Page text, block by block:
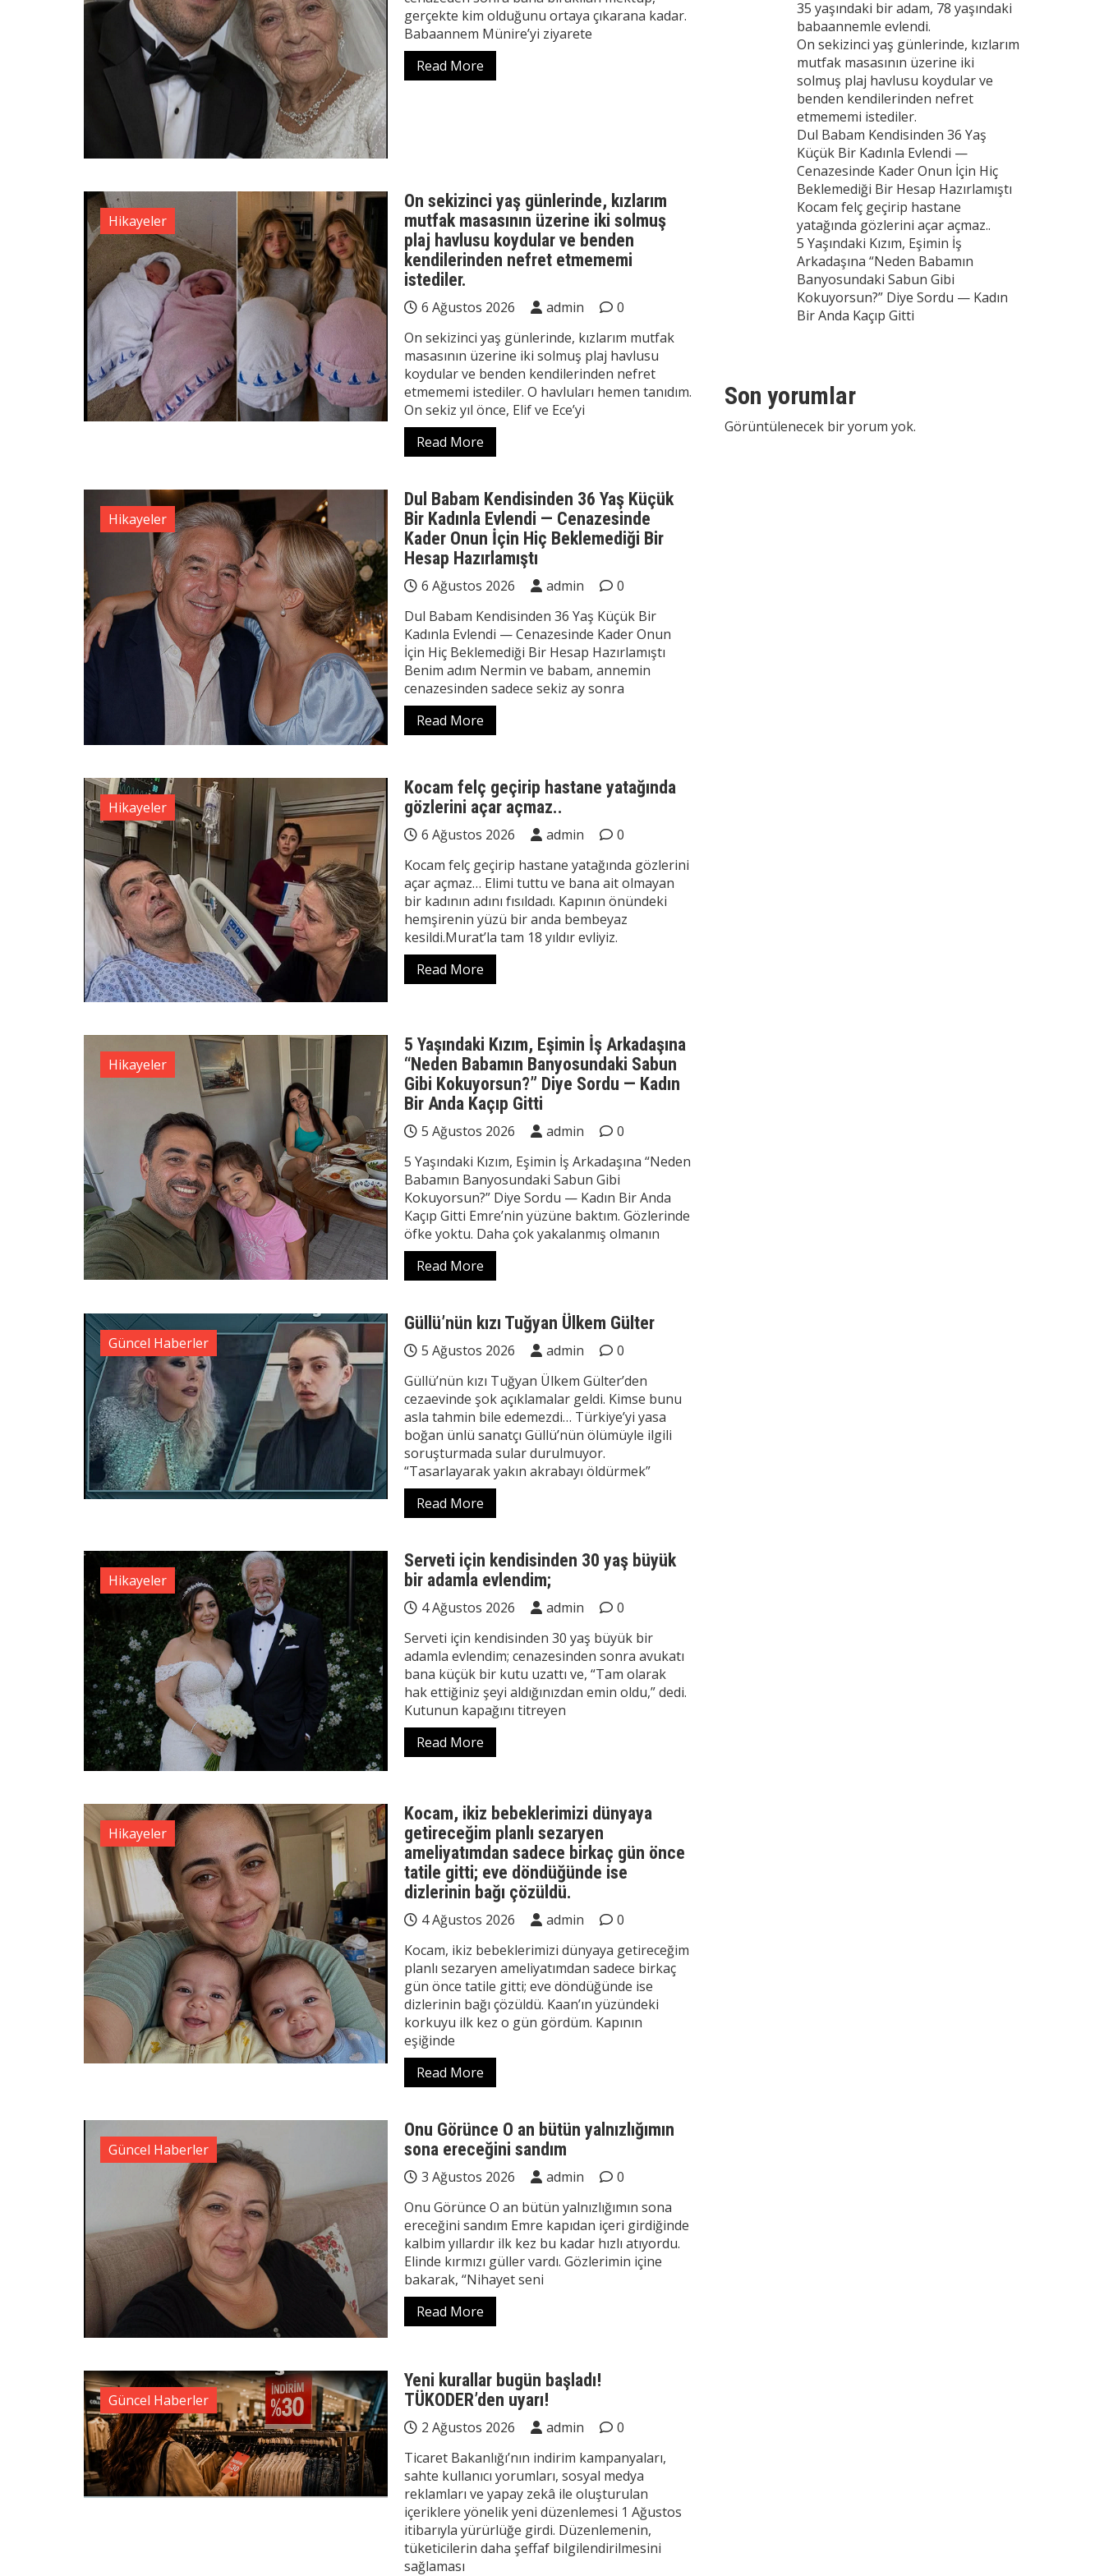
gerçekte kim olduğunu ortaya çıkarana kadar.
Babaannem Münire’yi ziyarete
Read More
Hikayeler
On sekizinci yaş günlerinde, kızlarım
mutfak masasının üzerine iki solmuş
plaj havlusu koydular ve benden
kendilerinden nefret etmememi
istediler.
6 Ağustos 2026 admin
0
On sekizinci yaş günlerinde, kızlarım mutfak
masasının üzerine iki solmuş plaj havlusu
koydular ve benden kendilerinden nefret
etmememi istediler. O havluları hemen tanıdım.
On sekiz yıl önce, Elif ve Ece’yi
Read More
Hikayeler
Dul Babam Kendisinden 36 Yaş Küçük
Bir Kadınla Evlendi — Cenazesinde
Kader Onun İçin Hiç Beklemediği Bir
Hesap Hazırlamıştı
6 Ağustos 2026 admin
0
Dul Babam Kendisinden 36 Yaş Küçük Bir
Kadınla Evlendi — Cenazesinde Kader Onun
İçin Hiç Beklemediği Bir Hesap Hazırlamıştı
Benim adım Nermin ve babam, annemin
cenazesinden sadece sekiz ay sonra
Read More
Hikayeler
Kocam felç geçirip hastane yatağında
gözlerini açar açmaz..
6 Ağustos 2026 admin
0
Kocam felç geçirip hastane yatağında gözlerini
açar açmaz… Elimi tuttu ve bana ait olmayan
bir kadının adını fısıldadı. Kapının önündeki
hemşirenin yüzü bir anda bembeyaz
kesildi.Murat’la tam 18 yıldır evliyiz.
Read More
Hikayeler
5 Yaşındaki Kızım, Eşimin İş Arkadaşına
“Neden Babamın Banyosundaki Sabun
Gibi Kokuyorsun?” Diye Sordu — Kadın
Bir Anda Kaçıp Gitti
5 Ağustos 2026 admin
0
5 Yaşındaki Kızım, Eşimin İş Arkadaşına “Neden
Babamın Banyosundaki Sabun Gibi
Kokuyorsun?” Diye Sordu — Kadın Bir Anda
Kaçıp Gitti Emre’nin yüzüne baktım. Gözlerinde
öfke yoktu. Daha çok yakalanmış olmanın
Read More
Güncel Haberler
Güllü’nün kızı Tuğyan Ülkem Gülter
5 Ağustos 2026 admin
0
Güllü’nün kızı Tuğyan Ülkem Gülter’den
cezaevinde şok açıklamalar geldi. Kimse bunu
asla tahmin bile edemezdi… Türkiye’yi yasa
boğan ünlü sanatçı Güllü’nün ölümüyle ilgili
soruşturmada sular durulmuyor.
“Tasarlayarak yakın akrabayı öldürmek”
Read More
Hikayeler
Serveti için kendisinden 30 yaş büyük
bir adamla evlendim;
4 Ağustos 2026 admin
0
Serveti için kendisinden 30 yaş büyük bir
adamla evlendim; cenazesinden sonra avukatı
bana küçük bir kutu uzattı ve, “Tam olarak
hak ettiğiniz şeyi aldığınızdan emin oldu,” dedi.
Kutunun kapağını titreyen
Read More
Hikayeler
Kocam, ikiz bebeklerimizi dünyaya
getireceğim planlı sezaryen
ameliyatımdan sadece birkaç gün önce
tatile gitti; eve döndüğünde ise
dizlerinin bağı çözüldü.
4 Ağustos 2026 admin
0
Kocam, ikiz bebeklerimizi dünyaya getireceğim
planlı sezaryen ameliyatımdan sadece birkaç
gün önce tatile gitti; eve döndüğünde ise
dizlerinin bağı çözüldü. Kaan’ın yüzündeki
korkuyu ilk kez o gün gördüm. Kapının
eşiğinde
Read More
Güncel Haberler
Onu Görünce O an bütün yalnızlığımın
sona ereceğini sandım
3 Ağustos 2026 admin
0
Onu Görünce O an bütün yalnızlığımın sona
ereceğini sandım Emre kapıdan içeri girdiğinde
kalbim yıllardır ilk kez bu kadar hızlı atıyordu.
Elinde kırmızı güller vardı. Gözlerimin içine
bakarak, “Nihayet seni
Read More
Güncel Haberler
Yeni kurallar bugün başladı!
TÜKODER’den uyarı!
2 Ağustos 2026 admin
0
Ticaret Bakanlığı’nın indirim kampanyaları,
sahte kullanıcı yorumları, sosyal medya
reklamları ve yapay zekâ ile oluşturulan
içeriklere yönelik yeni düzenlemesi 1 Ağustos
itibarıyla yürürlüğe girdi. Düzenlemenin,
tüketicilerin daha şeffaf bilgilendirilmesini
sağlaması
35 yaşındaki bir adam, 78 yaşındaki
babaannemle evlendi.
On sekizinci yaş günlerinde, kızlarım
mutfak masasının üzerine iki
solmuş plaj havlusu koydular ve
benden kendilerinden nefret
etmememi istediler.
Dul Babam Kendisinden 36 Yaş
Küçük Bir Kadınla Evlendi —
Cenazesinde Kader Onun İçin Hiç
Beklemediği Bir Hesap Hazırlamıştı
Kocam felç geçirip hastane
yatağında gözlerini açar açmaz..
5 Yaşındaki Kızım, Eşimin İş
Arkadaşına “Neden Babamın
Banyosundaki Sabun Gibi
Kokuyorsun?” Diye Sordu — Kadın
Bir Anda Kaçıp Gitti
Son yorumlar
Görüntülenecek bir yorum yok.